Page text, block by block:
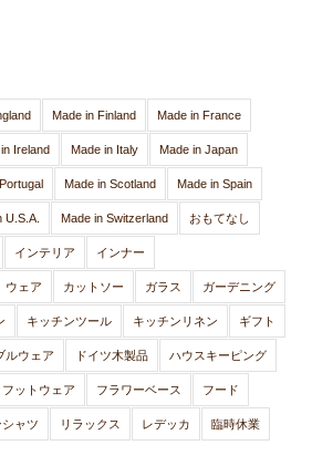
Made in Finland Made in France
Ireland Made in Italy Made in Japan
Made in Scotland Made in Spain
U.S.A. Made in Switzerland おもてなし
インテリア インナー
ウェア カットソー ガラス ガーデニング
キッチンツール キッチンリネン ギフト
ルウェア ドイツ木製品 ハウスキーピング
フットウェア フラワーベース フード
シャツ リラックス レデッカ 臨時休業